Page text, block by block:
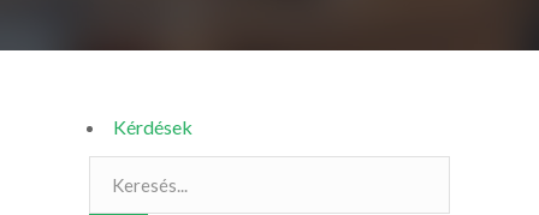
Kérdések